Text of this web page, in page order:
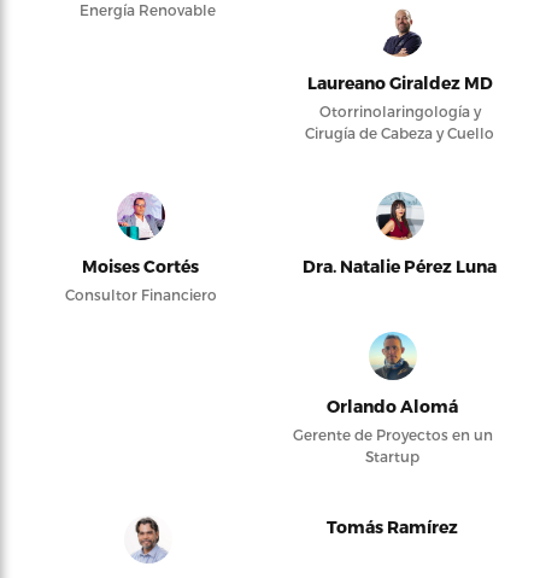
Energía Renovable
Laureano Giraldez MD
Otorrinolaringología y
Cirugía de Cabeza y Cuello
Moises Cortés
Consultor Financiero
Dra. Natalie Pérez Luna
Orlando Alomá
Gerente de Proyectos en un
Startup
Tomás Ramírez